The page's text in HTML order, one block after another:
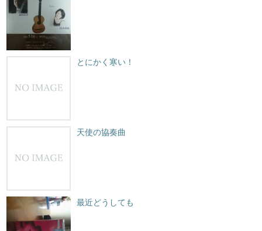
とにかく寒い！
天使の協奏曲
最近どうしても